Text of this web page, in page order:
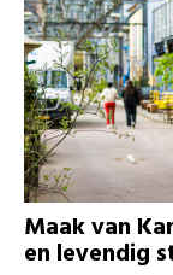
Maak van
en levendig